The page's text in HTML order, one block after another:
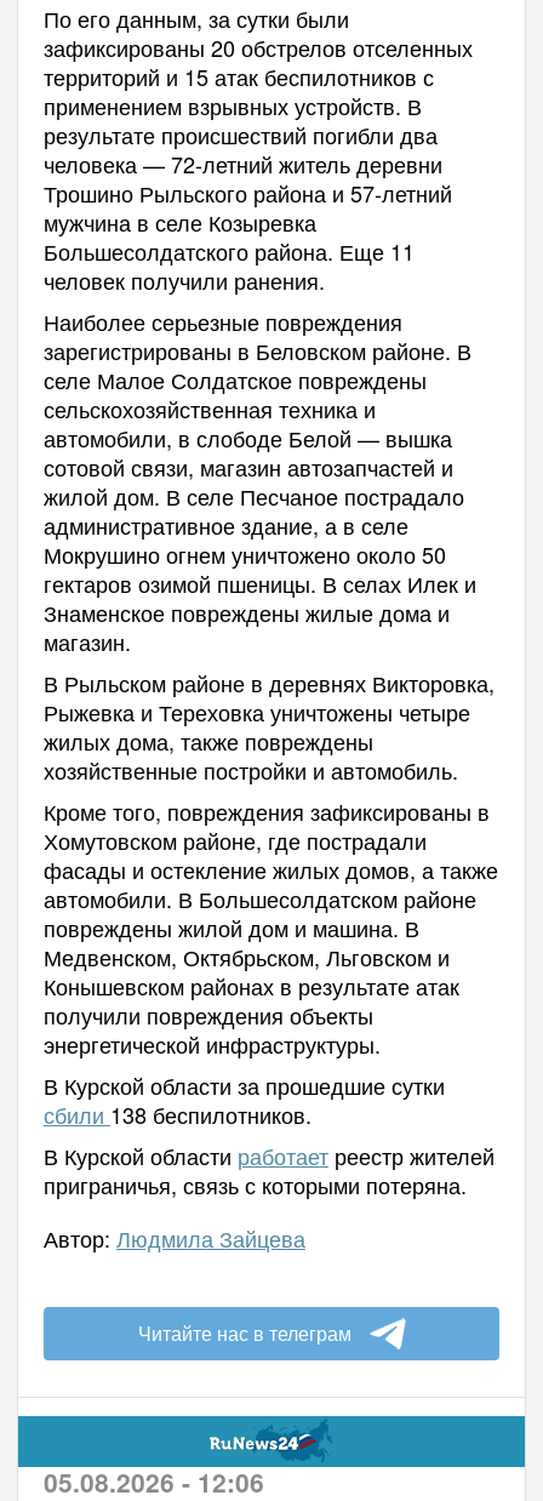
По его данным, за сутки были
зафиксированы 20 обстрелов отселенных
территорий и 15 атак беспилотников с
применением взрывных устройств. В
результате происшествий погибли два
человека — 72-летний житель деревни
Трошино Рыльского района и 57-летний
мужчина в селе Козыревка
Большесолдатского района. Еще 11
человек получили ранения.
Наиболее серьезные повреждения
зарегистрированы в Беловском районе. В
селе Малое Солдатское повреждены
сельскохозяйственная техника и
автомобили, в слободе Белой — вышка
сотовой связи, магазин автозапчастей и
жилой дом. В селе Песчаное пострадало
административное здание, а в селе
Мокрушино огнем уничтожено около 50
гектаров озимой пшеницы. В селах Илек и
Знаменское повреждены жилые дома и
магазин.
В Рыльском районе в деревнях Викторовка,
Рыжевка и Тереховка уничтожены четыре
жилых дома, также повреждены
хозяйственные постройки и автомобиль.
Кроме того, повреждения зафиксированы в
Хомутовском районе, где пострадали
фасады и остекление жилых домов, а также
автомобили. В Большесолдатском районе
повреждены жилой дом и машина. В
Медвенском, Октябрьском, Льговском и
Конышевском районах в результате атак
получили повреждения объекты
энергетической инфраструктуры.
В Курской области за прошедшие сутки
сбили 138 беспилотников.
В Курской области работаетреестр жителей
приграничья, связь с которыми потеряна.
Автор: Людмила Зайцева
Читайте нас в телеграм
05.08.2026 - 12:06